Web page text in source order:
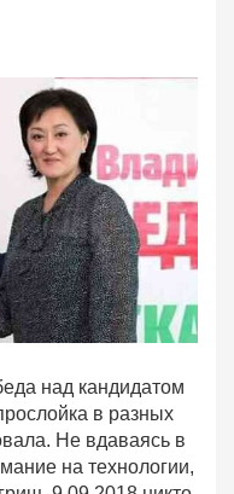
над кандидатом
в разных
Не вдаваясь в
на технологии,